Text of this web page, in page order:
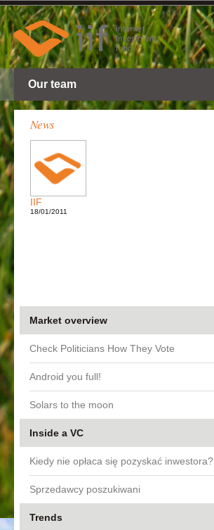
Our team
News
IIF
18/01/2011
Market overview
Check Politicians How They Vote
Android you full!
Solars to the moon
Inside a VC
Kiedy nie opłaca się pozyskać inwestora?
Sprzedawcy poszukiwani
Trends